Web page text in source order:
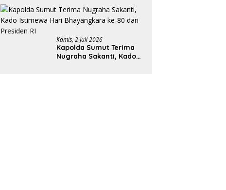
Pengawas
Kamis, 2 Juli 2026
Kapolda Sumut Terima
Nugraha Sakanti, Kado